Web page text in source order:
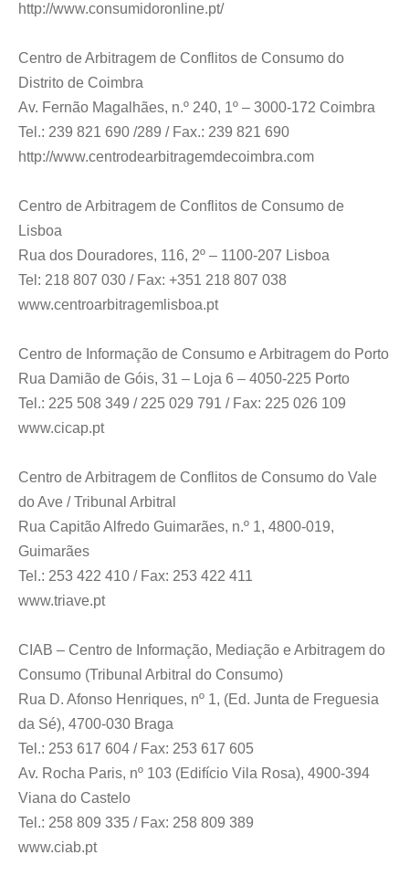
http://www.consumidoronline.pt/
Centro de Arbitragem de Conflitos de Consumo do
Distrito de Coimbra
Av. Fernão Magalhães, n.º 240, 1º – 3000-172 Coimbra
Tel.: 239 821 690 /289 / Fax.: 239 821 690
http://www.centrodearbitragemdecoimbra.com
Centro de Arbitragem de Conflitos de Consumo de
Lisboa
Rua dos Douradores, 116, 2º – 1100-207 Lisboa
Tel: 218 807 030 / Fax: +351 218 807 038
www.centroarbitragemlisboa.pt
Centro de Informação de Consumo e Arbitragem do Porto
Rua Damião de Góis, 31 – Loja 6 – 4050-225 Porto
Tel.: 225 508 349 / 225 029 791 / Fax: 225 026 109
www.cicap.pt
Centro de Arbitragem de Conflitos de Consumo do Vale
do Ave / Tribunal Arbitral
Rua Capitão Alfredo Guimarães, n.º 1, 4800-019,
Guimarães
Tel.: 253 422 410 / Fax: 253 422 411
www.triave.pt
CIAB – Centro de Informação, Mediação e Arbitragem do
Consumo (Tribunal Arbitral do Consumo)
Rua D. Afonso Henriques, nº 1, (Ed. Junta de Freguesia
da Sé), 4700-030 Braga
Tel.: 253 617 604 / Fax: 253 617 605
Av. Rocha Paris, nº 103 (Edifício Vila Rosa), 4900-394
Viana do Castelo
Tel.: 258 809 335 / Fax: 258 809 389
www.ciab.pt